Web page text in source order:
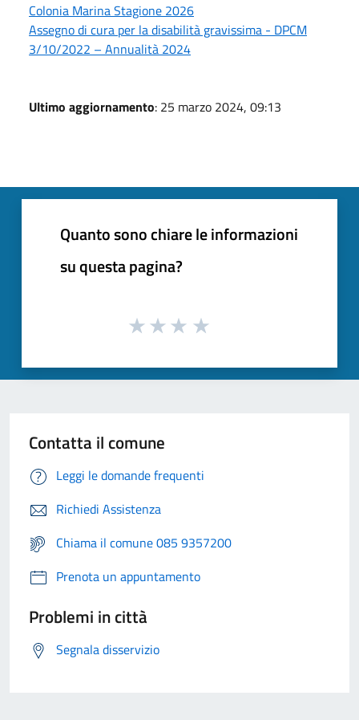
Colonia Marina Stagione 2026
Assegno di cura per la disabilità gravissima - DPCM
3/10/2022 – Annualità 2024
Ultimo aggiornamento: 25 marzo 2024, 09:13
Quanto sono chiare le informazioni
su questa pagina?
Contatta il comune
Leggi le domande frequenti
Richiedi Assistenza
Chiama il comune 085 9357200
Prenota un appuntamento
Problemi in città
Segnala disservizio